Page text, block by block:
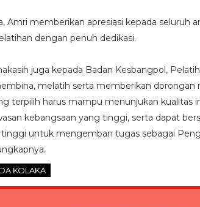
Amri memberikan apresiasi kepada seluruh
dengan penuh dedikasi.
juga kepada Badan Kesbangpol,
melatih serta memberikan dorongan
terpilih harus mampu menunjukan kualitas
kebangsaan yang tinggi, serta dapat
tinggi untuk mengemban tugas sebagai
KOLAKA